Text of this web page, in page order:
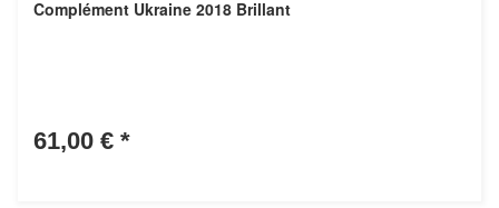
Complément Ukraine 2018 Brillant
61,00 € *